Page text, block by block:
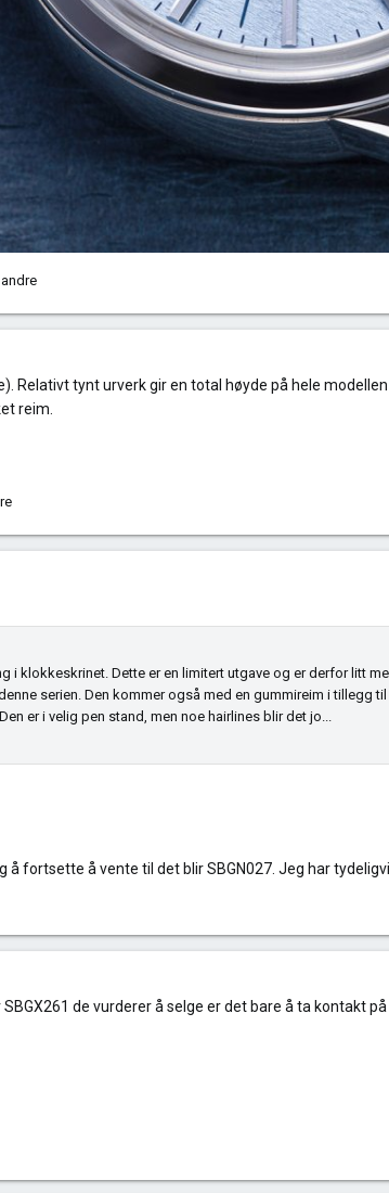
Relativt tynt urverk gir en total høyde på hele
reim.
i klokkeskrinet. Dette er en limitert utgave og er derfor litt
serien. Den kommer også med en gummireim i tillegg til
er i velig pen stand, men noe hairlines blir det jo...
å fortsette å vente til det blir SBGN027. Jeg har
de vurderer å selge er det bare å ta kontakt på